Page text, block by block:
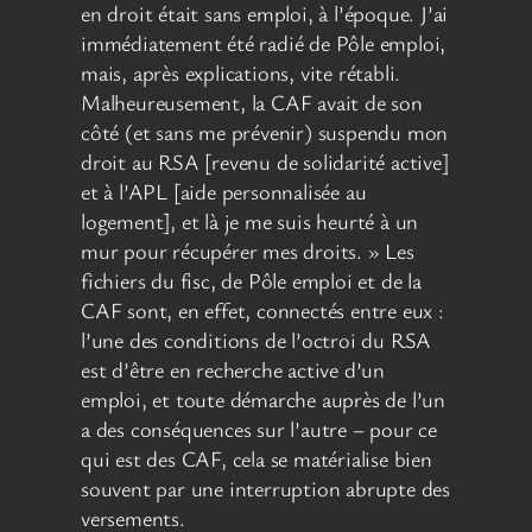
en droit était sans emploi, à l’époque. J’ai
immédiatement été radié de Pôle emploi,
mais, après explications, vite rétabli.
Malheureusement, la CAF avait de son
côté (et sans me prévenir) suspendu mon
droit au RSA [revenu de solidarité active]
et à l’APL [aide personnalisée au
logement], et là je me suis heurté à un
mur pour récupérer mes droits. » Les
fichiers du fisc, de Pôle emploi et de la
CAF sont, en effet, connectés entre eux :
l’une des conditions de l’octroi du RSA
est d’être en recherche active d’un
emploi, et toute démarche auprès de l’un
a des conséquences sur l’autre – pour ce
qui est des CAF, cela se matérialise bien
souvent par une interruption abrupte des
versements.